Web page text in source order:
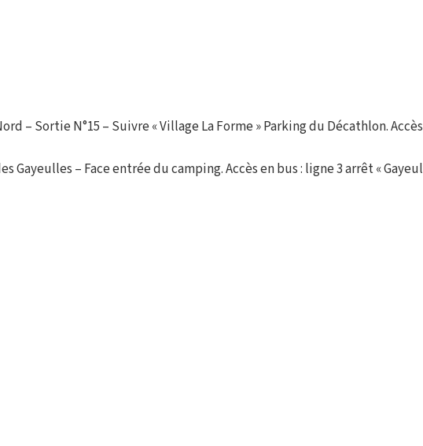
– Sortie N°15 – Suivre « Village La Forme » Parking du Décathlon.
Gayeulles – Face entrée du camping. Accès en bus : ligne 3 arrêt «